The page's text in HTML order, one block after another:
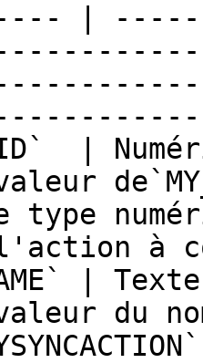
|
|
type
l'action
du